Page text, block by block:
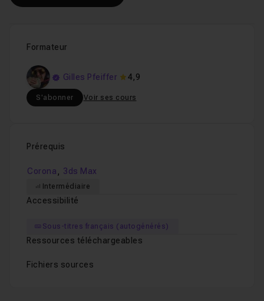
Formateur
Gilles Pfeiffer 4,9
S'abonner Voir ses cours
Prérequis
Corona , 3ds Max
Intermédiaire
Accessibilité
Sous-titres français (autogénérés)
Ressources téléchargeables
Fichiers sources